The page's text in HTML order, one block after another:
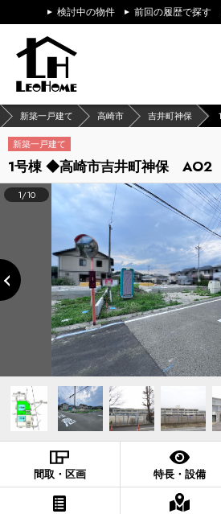
検討中の物件 前回の履歴で探す
新築一戸建て 高崎市 吉井町神保
新築一戸建て
1号棟 ◆高崎市吉井町神保 AO2
1/10
間取・区画 特長・設備